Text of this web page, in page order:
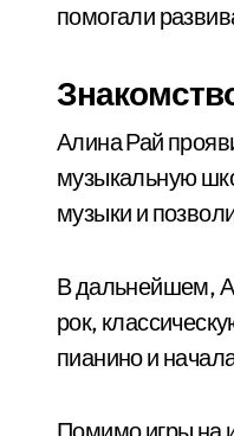
помогали
Алина Рай
музыкальную
музыки и
В дальнейшем,
рок,
пианино и